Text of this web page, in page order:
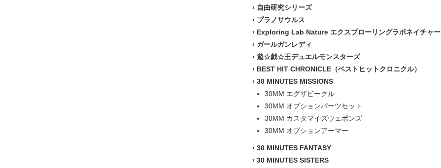
› 自由研究シリーズ
› プラノサウルス
› Exploring Lab Nature エクスプローリングラボネイチャー
› ガールガンレディ
› 遊☆戯☆王デュエルモンスターズ
› BEST HIT CHRONICLE（ベストヒットクロニクル）
› 30 MINUTES MISSIONS
30MM エグザビークル
30MM オプションパーツセット
30MM カスタマイズウェポンズ
30MM オプションアーマー
› 30 MINUTES FANTASY
› 30 MINUTES SISTERS